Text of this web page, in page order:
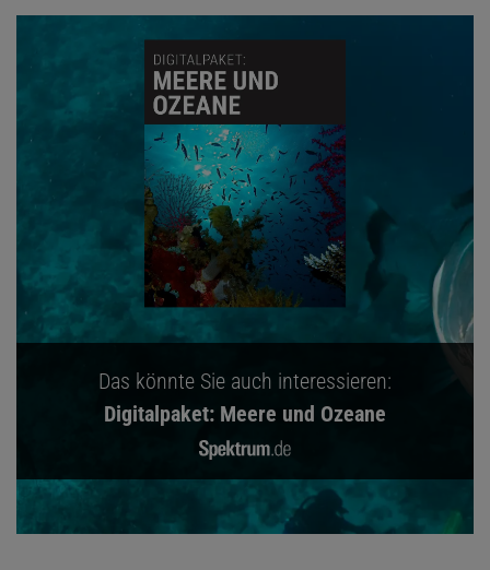
Das könnte Sie auch interessieren:
Digitalpaket: Meere und Ozeane